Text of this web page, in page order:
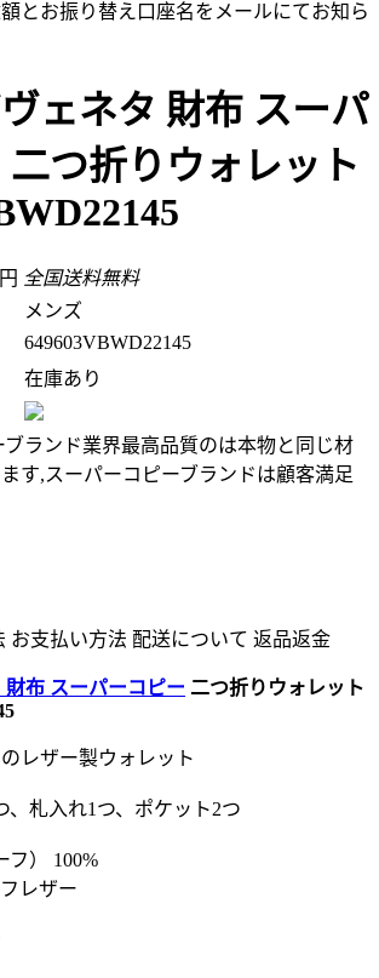
とお振り替え口座名をメールにてお知ら
ェネタ 財布 スーパ
二つ折りウォレット
全国送料無料
メンズ
649603VBWD22145
在庫あり
ランド業界最高品質のは本物と同じ材
す,スーパーコピーブランドは顧客満足
お支払い方法 配送について 返品返金
布 スーパーコピー 二つ折りウォレット
レザー製ウォレット
、札入れ1つ、ポケット2つ
フ） 100%
レザー